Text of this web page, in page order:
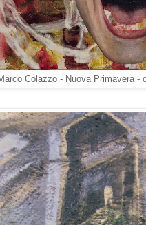
Colazzo - Nuova Primavera -